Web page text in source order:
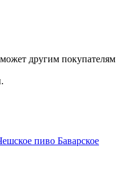
другим покупателям
пиво Баварское